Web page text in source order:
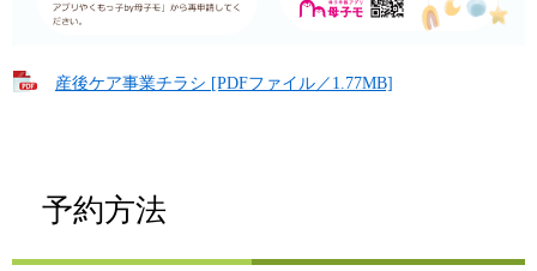
産後ケア事業チラシ [PDFファイル／1.77MB]
予約方法